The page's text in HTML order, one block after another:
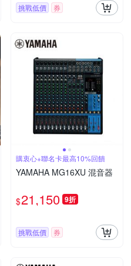
挑戰低價 券
購衷心+聯名卡最高10%回饋
YAMAHA MG16XU 混音器
$21,150 9折
挑戰低價 券